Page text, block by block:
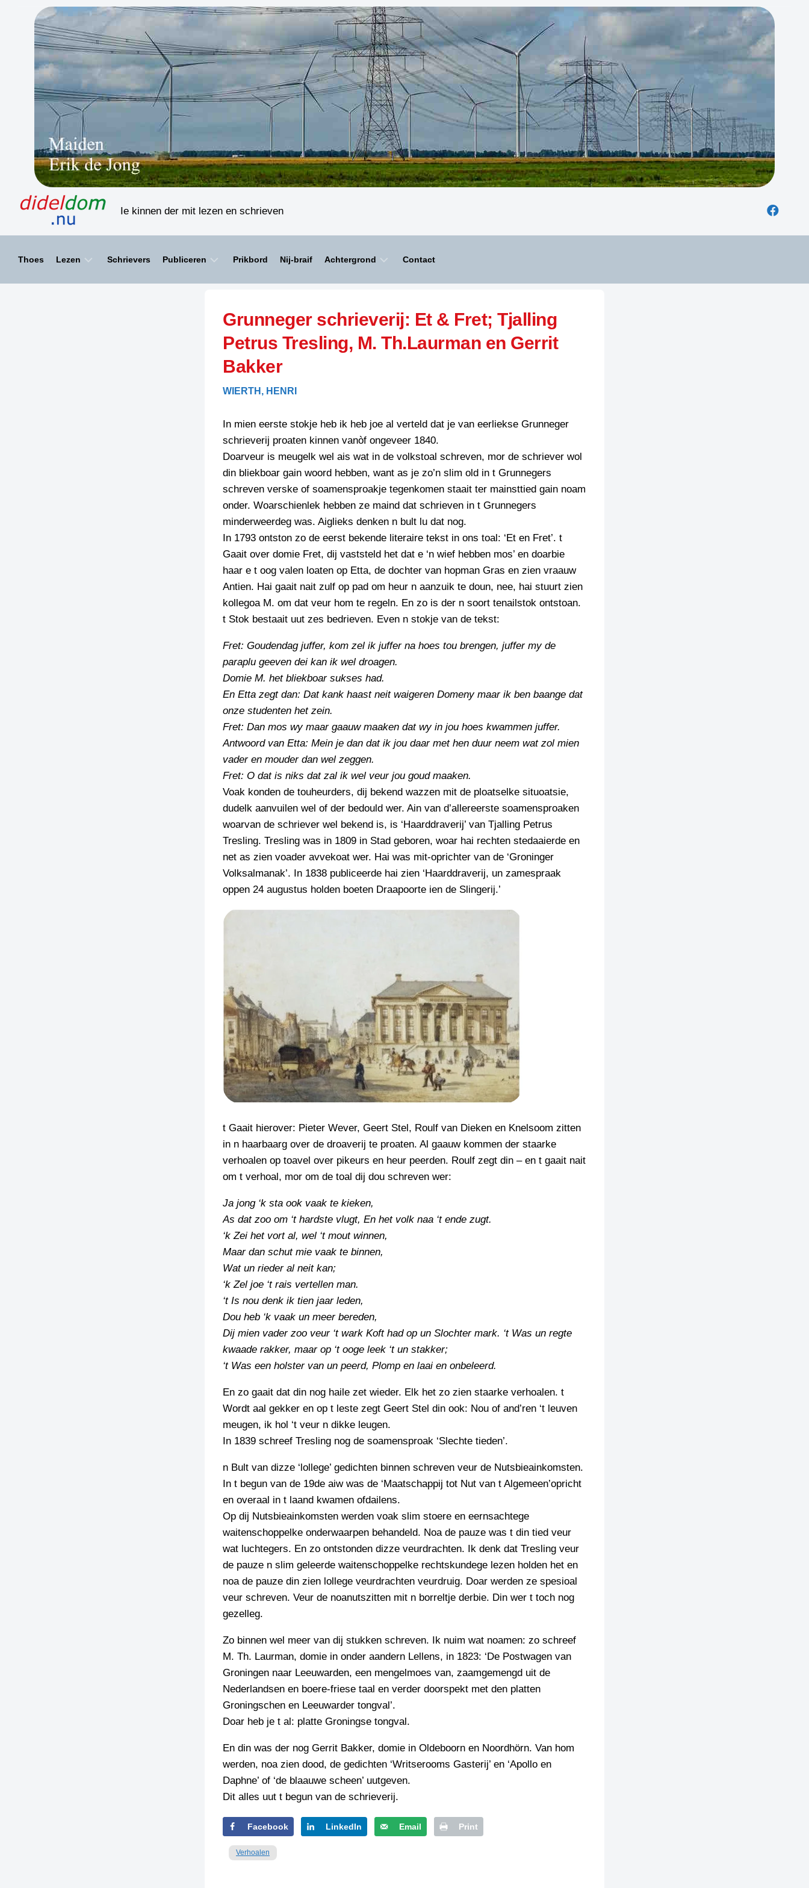
Ie kinnen der mit lezen en schrieven
Thoes Lezen
HAIKU’S
LAIDTEKSTEN
SCHRIEFWEDSTRIED
FLYER
INZENDENS
PERSBERICHT
SCHRIEFWEDSTRIED
INZENDENS
JURYRAPPORT
PERSBERICHT
FOTO’S
SCHRIEFWEDSTRIED
SCHRIEFWEDSTRIED
FLYER
STRIPS
KREUZE
TENEEL
VERHOALEN
BIENOAMEN
LAIDJES
LEGENDEN
SPREUKEN
VEURDRACHTEN
Schrievers Publiceren
SPELLENSCONTROLE
SCHRIEFREGELS
Prikbord Nij-braif Achtergrond
KREUZE
JOEN
Contact
Grunneger schrieverij: Et & Fret; Tjalling
Petrus Tresling, M. Th.Laurman en Gerrit
Bakker
WIERTH, HENRI
In mien eerste stokje heb ik heb joe al verteld dat je van eerliekse Grunneger
schrieverij proaten kinnen vanòf ongeveer 1840.
Doarveur is meugelk wel ais wat in de volkstoal schreven, mor de schriever wol
din bliekboar gain woord hebben, want as je zo’n slim old in t Grunnegers
schreven verske of soamensproakje tegenkomen staait ter mainsttied gain noam
onder. Woarschienlek hebben ze maind dat schrieven in t Grunnegers
minderweerdeg was. Aiglieks denken n bult lu dat nog.
In 1793 ontston zo de eerst bekende literaire tekst in ons toal: ‘Et en Fret’. t
Gaait over domie Fret, dij vaststeld het dat e ‘n wief hebben mos’ en doarbie
haar e t oog valen loaten op Etta, de dochter van hopman Gras en zien vraauw
Antien. Hai gaait nait zulf op pad om heur n aanzuik te doun, nee, hai stuurt zien
kollegoa M. om dat veur hom te regeln. En zo is der n soort tenailstok ontstoan.
t Stok bestaait uut zes bedrieven. Even n stokje van de tekst:
Fret: Goudendag juffer, kom zel ik juffer na hoes tou brengen, juffer my de
paraplu geeven dei kan ik wel droagen.
Domie M. het bliekboar sukses had.
En Etta zegt dan: Dat kank haast neit waigeren Domeny maar ik ben baange dat
onze studenten het zein.
Fret: Dan mos wy maar gaauw maaken dat wy in jou hoes kwammen juffer.
Antwoord van Etta: Mein je dan dat ik jou daar met hen duur neem wat zol mien
vader en mouder dan wel zeggen.
Fret: O dat is niks dat zal ik wel veur jou goud maaken.
Voak konden de touheurders, dij bekend wazzen mit de ploatselke situoatsie,
dudelk aanvuilen wel of der bedould wer. Ain van d’allereerste soamensproaken
woarvan de schriever wel bekend is, is ‘Haarddraverij’ van Tjalling Petrus
Tresling. Tresling was in 1809 in Stad geboren, woar hai rechten stedaaierde en
net as zien voader avvekoat wer. Hai was mit-oprichter van de ‘Groninger
Volksalmanak’. In 1838 publiceerde hai zien ‘Haarddraverij, un zamespraak
oppen 24 augustus holden boeten Draapoorte ien de Slingerij.’
t Gaait hierover: Pieter Wever, Geert Stel, Roulf van Dieken en Knelsoom zitten
in n haarbaarg over de droaverij te proaten. Al gaauw kommen der staarke
verhoalen op toavel over pikeurs en heur peerden. Roulf zegt din – en t gaait nait
om t verhoal, mor om de toal dij dou schreven wer:
Ja jong ‘k sta ook vaak te kieken,
As dat zoo om ‘t hardste vlugt, En het volk naa ‘t ende zugt.
‘k Zei het vort al, wel ‘t mout winnen,
Maar dan schut mie vaak te binnen,
Wat un rieder al neit kan;
‘k Zel joe ‘t rais vertellen man.
‘t Is nou denk ik tien jaar leden,
Dou heb ‘k vaak un meer bereden,
Dij mien vader zoo veur ‘t wark Koft had op un Slochter mark. ‘t Was un regte
kwaade rakker, maar op ‘t ooge leek ‘t un stakker;
‘t Was een holster van un peerd, Plomp en laai en onbeleerd.
En zo gaait dat din nog haile zet wieder. Elk het zo zien staarke verhoalen. t
Wordt aal gekker en op t leste zegt Geert Stel din ook: Nou of and’ren ‘t leuven
meugen, ik hol ‘t veur n dikke leugen.
In 1839 schreef Tresling nog de soamensproak ‘Slechte tieden’.
n Bult van dizze ‘lollege’ gedichten binnen schreven veur de Nutsbieainkomsten.
In t begun van de 19de aiw was de ‘Maatschappij tot Nut van t Algemeen’opricht
en overaal in t laand kwamen ofdailens.
Op dij Nutsbieainkomsten werden voak slim stoere en eernsachtege
waitenschoppelke onderwaarpen behandeld. Noa de pauze was t din tied veur
wat luchtegers. En zo ontstonden dizze veurdrachten. Ik denk dat Tresling veur
de pauze n slim geleerde waitenschoppelke rechtskundege lezen holden het en
noa de pauze din zien lollege veurdrachten veurdruig. Doar werden ze spesioal
veur schreven. Veur de noanutszitten mit n borreltje derbie. Din wer t toch nog
gezelleg.
Zo binnen wel meer van dij stukken schreven. Ik nuim wat noamen: zo schreef
M. Th. Laurman, domie in onder aandern Lellens, in 1823: ‘De Postwagen van
Groningen naar Leeuwarden, een mengelmoes van, zaamgemengd uit de
Nederlandsen en boere-friese taal en verder doorspekt met den platten
Groningschen en Leeuwarder tongval’.
Doar heb je t al: platte Groningse tongval.
En din was der nog Gerrit Bakker, domie in Oldeboorn en Noordhörn. Van hom
werden, noa zien dood, de gedichten ‘Writserooms Gasterij’ en ‘Apollo en
Daphne’ of ‘de blaauwe scheen’ uutgeven.
Dit alles uut t begun van de schrieverij.
Facebook LinkedIn Email Print
Verhoalen